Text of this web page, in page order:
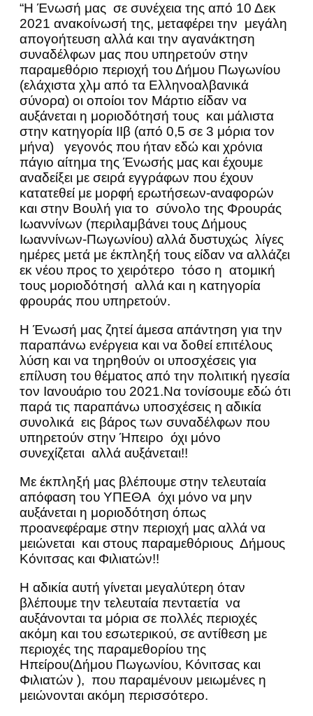
“Η Ένωσή μας σε συνέχεια της από 10 Δεκ
2021 ανακοίνωσή της, μεταφέρει την μεγάλη
απογοήτευση αλλά και την αγανάκτηση
συναδέλφων μας που υπηρετούν στην
παραμεθόριο περιοχή του Δήμου Πωγωνίου
(ελάχιστα χλμ από τα Ελληνοαλβανικά
σύνορα) οι οποίοι τον Μάρτιο είδαν να
αυξάνεται η μοριοδότησή τους και μάλιστα
στην κατηγορία ΙΙβ (από 0,5 σε 3 μόρια τον
μήνα) γεγονός που ήταν εδώ και χρόνια
πάγιο αίτημα της Ένωσής μας και έχουμε
αναδείξει με σειρά εγγράφων που έχουν
κατατεθεί με μορφή ερωτήσεων-αναφορών
και στην Βουλή για το σύνολο της Φρουράς
Ιωαννίνων (περιλαμβάνει τους Δήμους
Ιωαννίνων-Πωγωνίου) αλλά δυστυχώς λίγες
ημέρες μετά με έκπληξή τους είδαν να αλλάζει
εκ νέου προς το χειρότερο τόσο η ατομική
τους μοριοδότησή αλλά και η κατηγορία
φρουράς που υπηρετούν.
Η Ένωσή μας ζητεί άμεσα απάντηση για την
παραπάνω ενέργεια και να δοθεί επιτέλους
λύση και να τηρηθούν οι υποσχέσεις για
επίλυση του θέματος από την πολιτική ηγεσία
τον Ιανουάριο του 2021.Να τονίσουμε εδώ ότι
παρά τις παραπάνω υποσχέσεις η αδικία
συνολικά εις βάρος των συναδέλφων που
υπηρετούν στην Ήπειρο όχι μόνο
συνεχίζεται αλλά αυξάνεται!!
Με έκπληξή μας βλέπουμε στην τελευταία
απόφαση του ΥΠΕΘΑ όχι μόνο να μην
αυξάνεται η μοριοδότηση όπως
προανεφέραμε στην περιοχή μας αλλά να
μειώνεται και στους παραμεθόριους Δήμους
Κόνιτσας και Φιλιατών!!
Η αδικία αυτή γίνεται μεγαλύτερη όταν
βλέπουμε την τελευταία πενταετία να
αυξάνονται τα μόρια σε πολλές περιοχές
ακόμη και του εσωτερικού, σε αντίθεση με
περιοχές της παραμεθορίου της
Ηπείρου(Δήμου Πωγωνίου, Κόνιτσας και
Φιλιατών ), που παραμένουν μειωμένες η
μειώνονται ακόμη περισσότερο.